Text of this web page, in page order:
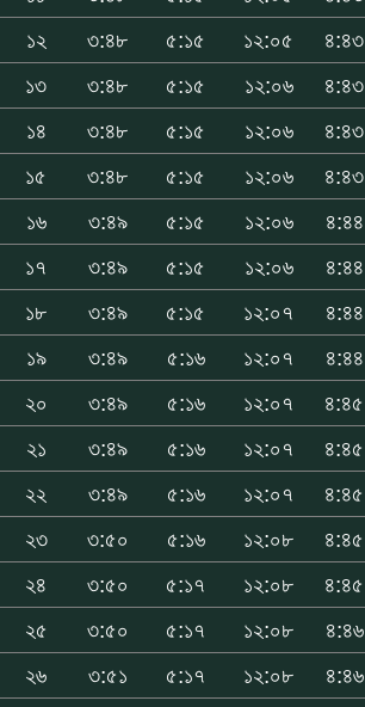
১২
৩:৪৮ ৫:১৫ ১২:০৫ ৪:৪৩
১৩
৩:৪৮ ৫:১৫ ১২:০৬ ৪:৪৩
১৪
৩:৪৮ ৫:১৫ ১২:০৬ ৪:৪৩
১৫
৩:৪৮ ৫:১৫ ১২:০৬ ৪:৪৩
১৬
৩:৪৯ ৫:১৫ ১২:০৬ ৪:৪৪
১৭
৩:৪৯ ৫:১৫ ১২:০৬ ৪:৪৪
১৮
৩:৪৯ ৫:১৫ ১২:০৭ ৪:৪৪
১৯
৩:৪৯ ৫:১৬ ১২:০৭ ৪:৪৪
২০
৩:৪৯ ৫:১৬ ১২:০৭ ৪:৪৫
২১
৩:৪৯ ৫:১৬ ১২:০৭ ৪:৪৫
২২
৩:৪৯ ৫:১৬ ১২:০৭ ৪:৪৫
২৩
৩:৫০ ৫:১৬ ১২:০৮ ৪:৪৫
২৪
৩:৫০ ৫:১৭ ১২:০৮ ৪:৪৫
২৫
৩:৫০ ৫:১৭ ১২:০৮ ৪:৪৬
২৬
৩:৫১ ৫:১৭ ১২:০৮ ৪:৪৬